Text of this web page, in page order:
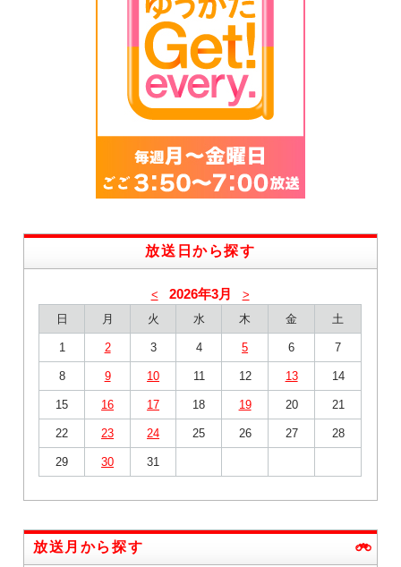
放送日から探す
< 2026年3月
>
日
月 火 水 木 金 土
1 2 3 4 5 6 7
8 9 10 11 12 13 14
15 16 17 18 19 20 21
22 23 24 25 26 27 28
29 30 31
放送月から探す